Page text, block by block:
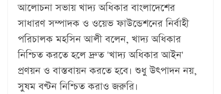
আলোচনা সভায় খাদ্য অধিকার বাংলাদেশের
সাধারণ সম্পাদক ও ওয়েভ ফাউন্ডেশনের নির্বাহী
পরিচালক মহসিন আলী বলেন, খাদ্য অধিকার
নিশ্চিত করতে হলে দ্রুত 'খাদ্য অধিকার আইন'
প্রণয়ন ও বাস্তবায়ন করতে হবে। শুধু উৎপাদন নয়,
সুষম বণ্টন নিশ্চিত করাও জরুরি।